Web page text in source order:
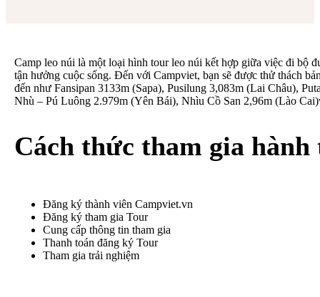
Camp leo núi là một loại hình tour leo núi kết hợp giữa việc đi bộ
tận hưởng cuộc sống. Đến với Campviet, bạn sẽ được thử thách
đến như Fansipan 3133m (Sapa), Pusilung 3,083m (Lai Châu),
Nhù – Pú Luông 2.979m (Yên Bái), Nhìu Cồ San 2,96m (Lào
Cách thức tham gia
Đăng ký thành viên Campviet.vn
Đăng ký tham gia Tour
Cung cấp thông tin tham gia
Thanh toán đăng ký Tour
Tham gia trải nghiệm